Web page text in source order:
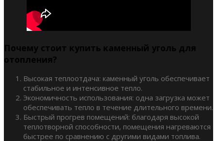
Почему стоит купить каменный уголь для
отопления?
Высокая теплоотдача: каменный уголь обеспечивает
стабильное и интенсивное тепло.
Экономичность использования: одна загрузка может
обеспечивать тепло в течение длительного времени.
Быстрый прогрев помещений: благодаря высокой
теплотворной способности, помещения нагреваются
быстрее по сравнению с другими видами топлива.